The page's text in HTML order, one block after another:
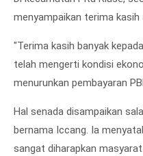
menyampaikan terima
"Terima kasih banyak
telah mengerti kondisi
menurunkan pembayaran
Hal senada disampaikan
bernama Iccang. Ia
sangat diharapkan masyarat.